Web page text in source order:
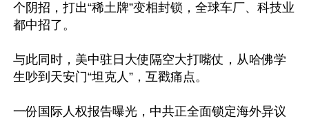
个阴招，打出“稀土牌”变相封锁，全球车厂、科技业
都中招了。
与此同时，美中驻日大使隔空大打嘴仗，从哈佛学
生吵到天安门“坦克人”，互戳痛点。
一份国际人权报告曝光，中共正全面锁定海外异议